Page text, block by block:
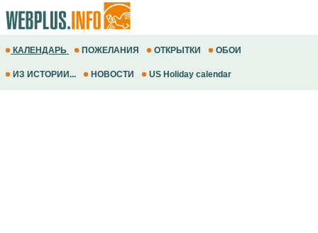
КАЛЕНДАРЬ ПОЖЕЛАНИЯ ОТКРЫТКИ ОБОИ
ИЗ ИСТОРИИ... НОВОСТИ US Holiday calendar